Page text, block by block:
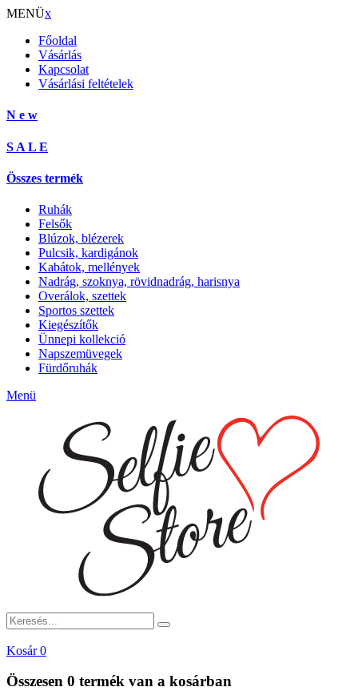
MENÜx
Főoldal
Vásárlás
Kapcsolat
Vásárlási feltételek
N e w
S A L E
Összes termék
Ruhák
Felsők
Blúzok, blézerek
Pulcsik, kardigánok
Kabátok, mellények
Nadrág, szoknya, rövidnadrág, harisnya
Overálok, szettek
Sportos szettek
Kiegészítők
Ünnepi kollekció
Napszemüvegek
Fürdőruhák
Menü
Kosár 0
Összesen 0 termék van a kosárban